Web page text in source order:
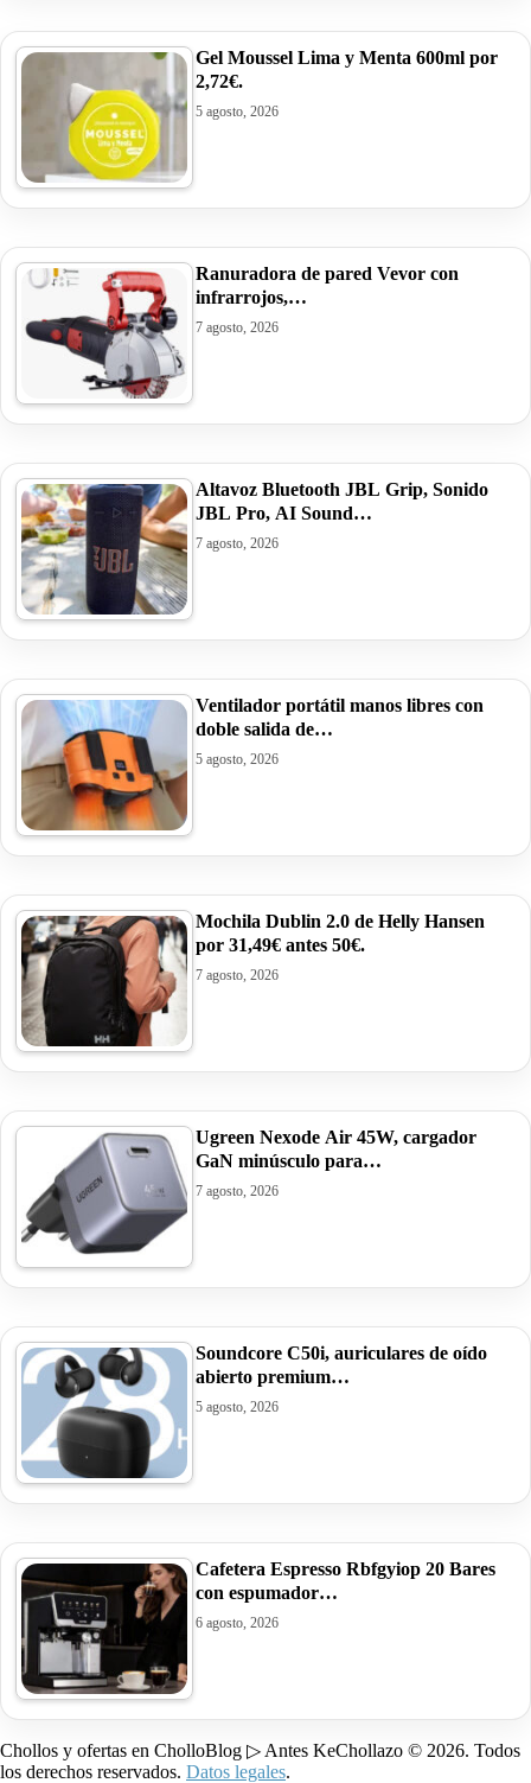
Gel Moussel Lima y Menta 600ml por
2,72€.
5 agosto, 2026
Ranuradora de pared Vevor con
infrarrojos,…
7 agosto, 2026
Altavoz Bluetooth JBL Grip, Sonido
JBL Pro, AI Sound…
7 agosto, 2026
Ventilador portátil manos libres con
doble salida de…
5 agosto, 2026
Mochila Dublin 2.0 de Helly Hansen
por 31,49€ antes 50€.
7 agosto, 2026
Ugreen Nexode Air 45W, cargador
GaN minúsculo para…
7 agosto, 2026
Soundcore C50i, auriculares de oído
abierto premium…
5 agosto, 2026
Cafetera Espresso Rbfgyiop 20 Bares
con espumador…
6 agosto, 2026
Chollos y ofertas en CholloBlog ▷ Antes KeChollazo © 2026. Todos
los derechos reservados. Datos legales.